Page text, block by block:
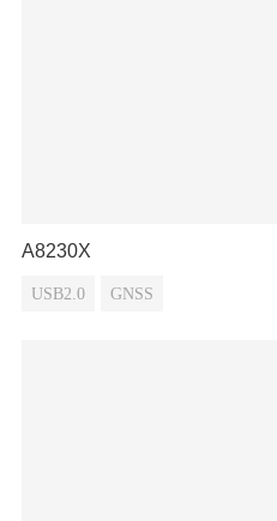
A8230X
USB2.0 GNSS